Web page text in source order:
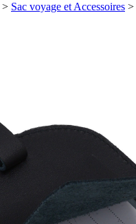
> Sac voyage et Accessoires >